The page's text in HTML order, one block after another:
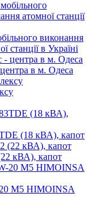
виконання
станції в Україні
в м. Одеса
(18 кВА), капот
кВА), капот
M5 HIMOINSA